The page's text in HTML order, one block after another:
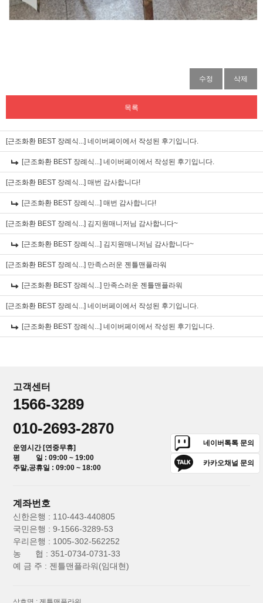
수정 삭제
목록
[근조화환 BEST 장례식...] 네이버페이에서 작성된 후기입니다.
[근조화환 BEST 장례식...] 네이버페이에서 작성된 후기입니다.
[근조화환 BEST 장례식...] 매번 감사합니다!
[근조화환 BEST 장례식...] 매번 감사합니다!
[근조화환 BEST 장례식...] 김지원매니저님 감사합니다~
[근조화환 BEST 장례식...] 김지원매니저님 감사합니다~
[근조화환 BEST 장례식...] 만족스러운 젠틀맨플라워
[근조화환 BEST 장례식...] 만족스러운 젠틀맨플라워
[근조화환 BEST 장례식...] 네이버페이에서 작성된 후기입니다.
[근조화환 BEST 장례식...] 네이버페이에서 작성된 후기입니다.
고객센터
1566-3289
010-2693-2870
운영시간 [연중무휴]
평 일 : 09:00 ~ 19:00
주말,공휴일 : 09:00 ~ 18:00
네이버톡톡 문의
카카오채널 문의
계좌번호
신한은행 : 110-443-440805
국민은행 : 9-1566-3289-53
우리은행 : 1005-302-562252
농 협 : 351-0734-0731-33
예 금 주 : 젠틀맨플라워(임대현)